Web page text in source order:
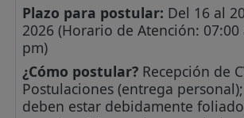
Plazo para postular: Del 16 al
2026 (Horario de Atención: 07:00
pm)
¿Cómo postular? Recepción de
Postulaciones (entrega
deben estar debidamente